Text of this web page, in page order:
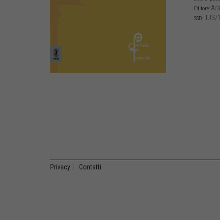
Editore:
SSD:
Privacy Contatti